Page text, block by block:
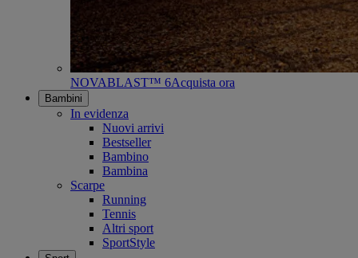
NOVABLAST™ 6Acquista ora
Bambini
In evidenza
Nuovi arrivi
Bestseller
Bambino
Bambina
Scarpe
Running
Tennis
Altri sport
SportStyle